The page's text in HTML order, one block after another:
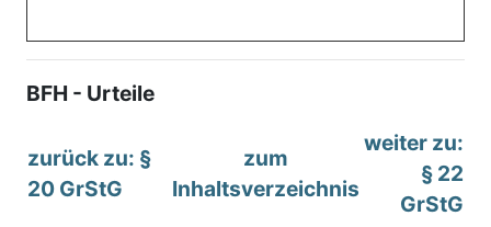
BFH - Urteile
zurück zu: §
20 GrStG
zum
Inhaltsverzeichnis
weiter zu:
§ 22
GrStG